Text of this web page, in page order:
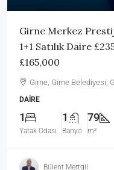
Girne Merkez
1+1 Satılık Daire
£165,000
Girne, Girne Belediyesi,
DAIRE
1
Yatak Odası
1
Banyo
79
m²
Bülent Mertgil